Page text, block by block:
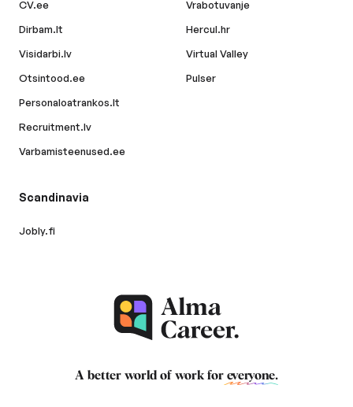
CV.ee
Dirbam.lt
Visidarbi.lv
Otsintood.ee
Personaloatrankos.lt
Recruitment.lv
Varbamisteenused.ee
Vrabotuvanje
Hercul.hr
Virtual Valley
Pulser
Scandinavia
Jobly.fi
A better world of work for everyone.